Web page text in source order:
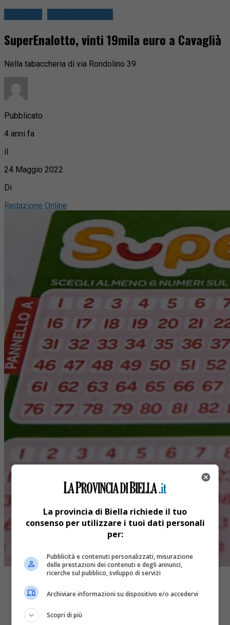
SuperEnalotto, vinti 19mila euro a Cavaglià
Nella tabaccheria di via Rondolino 39
Pubblicato
4 anni fa
il
24 Maggio 2022
Di
Redazione Online
La provincia di Biella richiede il tuo
consenso per utilizzare i tuoi dati personali
per:
Pubblicità e contenuti personalizzati, misurazione
delle prestazioni dei contenuti e degli annunci,
ricerche sul pubblico, sviluppo di servizi
Archiviare informazioni su dispositivo e/o accedervi
Scopri di più